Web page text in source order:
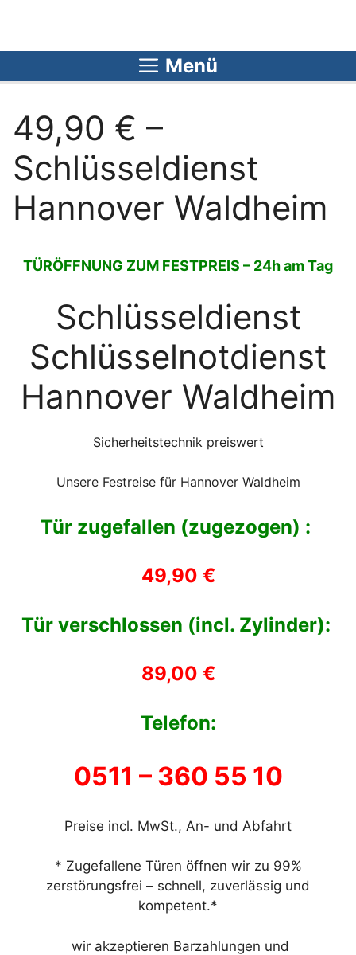
springen
Menü
49,90 € –
Schlüsseldienst
Hannover Waldheim
TÜRÖFFNUNG ZUM FESTPREIS – 24h am Tag
Schlüsseldienst
Schlüsselnotdienst
Hannover Waldheim
Sicherheitstechnik preiswert
Unsere Festreise für Hannover Waldheim
Tür zugefallen (zugezogen) :
49,90 €
Tür verschlossen (incl. Zylinder):
89,00 €
Telefon:
0511 – 360 55 10
Preise incl. MwSt., An- und Abfahrt
* Zugefallene Türen öffnen wir zu 99%
zerstörungsfrei – schnell, zuverlässig und
kompetent.*
wir akzeptieren Barzahlungen und